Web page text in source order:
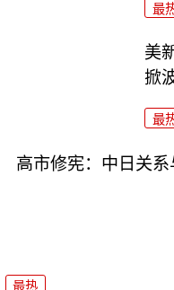
最
美
掀
最
高市修宪：中日关
最热